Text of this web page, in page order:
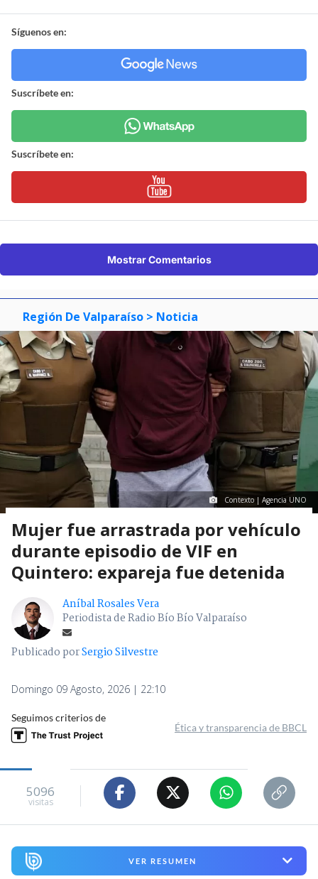
Síguenos en:
Suscríbete en:
Suscríbete en:
Mostrar Comentarios
Región De Valparaíso > Noticia
Contexto | Agencia UNO
Mujer fue arrastrada por vehículo
durante episodio de VIF en
Quintero: expareja fue detenida
Aníbal Rosales Vera
Periodista de Radio Bío Bío Valparaíso
Publicado porSergio Silvestre
Domingo 09 Agosto, 2026 | 22:10
Seguimos criterios de
Ética y transparencia de BBCL
5096
visitas
VER RESUMEN